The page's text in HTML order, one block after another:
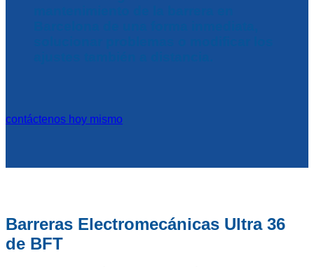
contáctenos hoy mismo
Barreras Electromecánicas Ultra 36
de BFT